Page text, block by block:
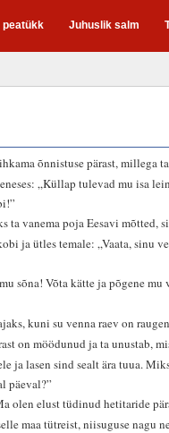
peatükk Juhuslik salm
õnnistuse pärast, millega
„Küllap tulevad mu isa
ta vanema poja Eesavi mõtted,
ja ütles temale: „Vaata, sinu
sõna! Võta kätte ja põgene mu
kuni su venna raev on
on möödunud ja ta unustab,
ja lasen sind sealt ära tuua.
päeval?”
olen elust tüdinud hetitaride
maa tütreist, niisuguse nagu